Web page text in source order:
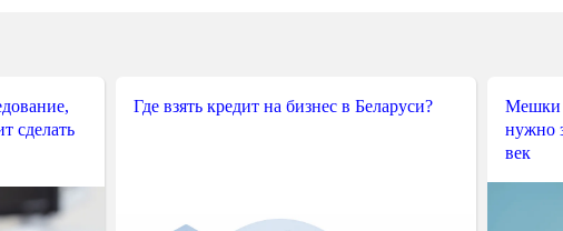
сделать
Где взять кредит на бизнес в Беларуси?
Мешки
нужно
век